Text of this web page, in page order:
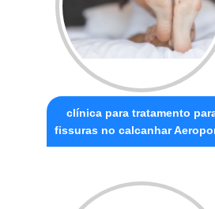
clínica para tratamento
fissuras no calcanhar